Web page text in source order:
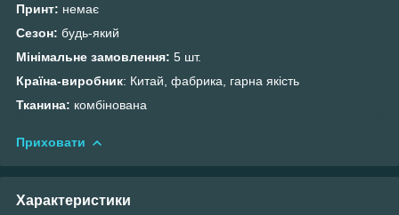
Принт: немає
Сезон: будь-який
Мінімальне замовлення: 5 шт.
Країна-виробник: Китай, фабрика, гарна якість
Тканина: комбінована
Приховати
Характеристики